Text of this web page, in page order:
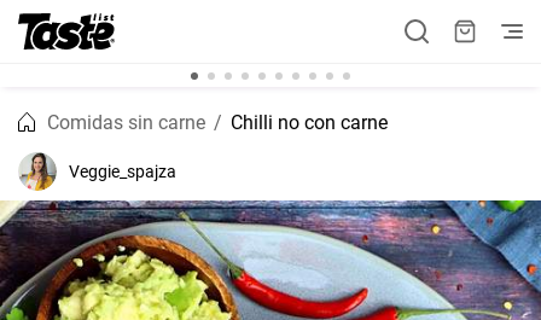
Comidas sin carne Chilli no con carne
Veggie_spajza